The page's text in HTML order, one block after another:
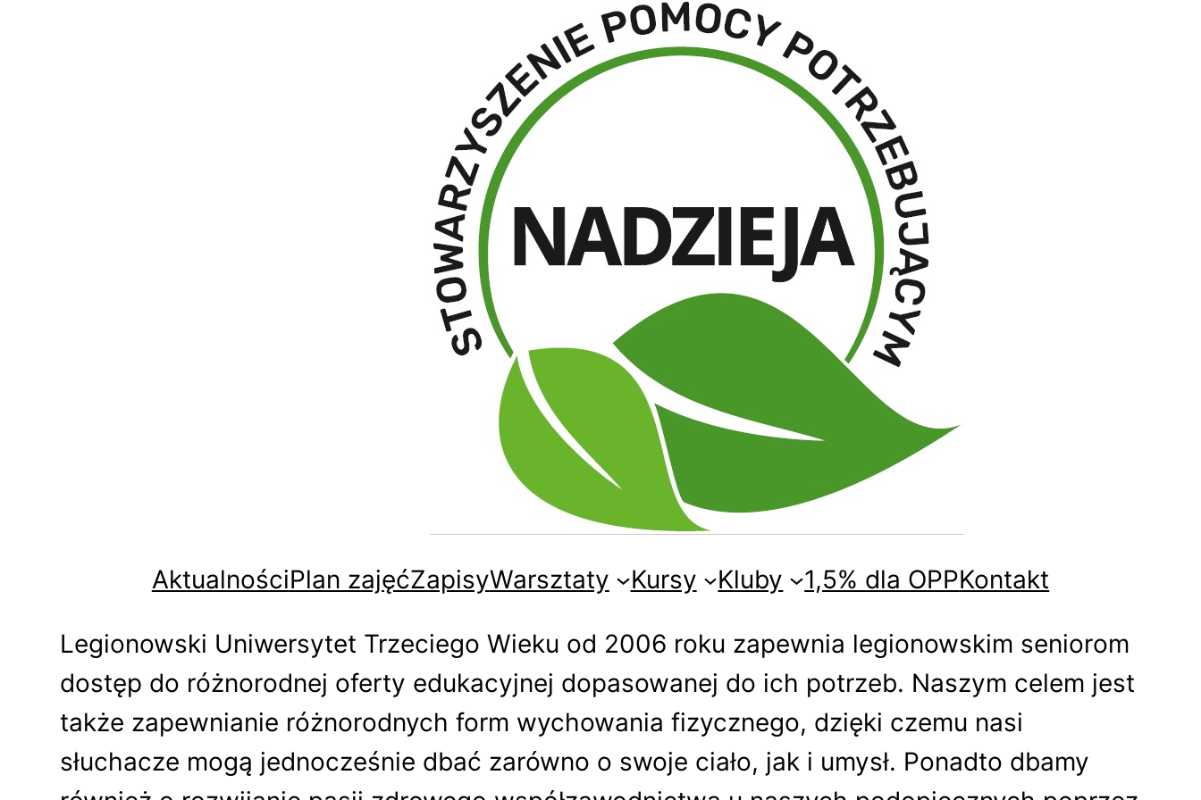
AktualnościPlan zajęćZapisyWarsztaty Kursy Kluby 1,5% dla OPPKontakt
Legionowski Uniwersytet Trzeciego Wieku od 2006 roku zapewnia legionowskim seniorom
dostęp do różnorodnej oferty edukacyjnej dopasowanej do ich potrzeb. Naszym celem jest
także zapewnianie różnorodnych form wychowania fizycznego, dzięki czemu nasi
słuchacze mogą jednocześnie dbać zarówno o swoje ciało, jak i umysł. Ponadto dbamy